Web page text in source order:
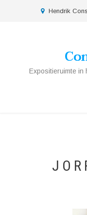
location
Hendrik
Expositieruimte in